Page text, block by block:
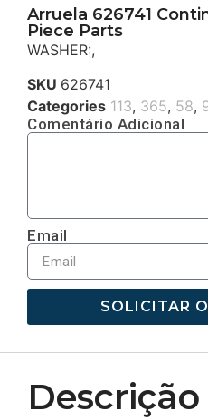
Arruela 626741
Piece Parts
WASHER:,
SKU 626741
Categories 113, 365, 58,
Comentário Adicional
Email
SOLICITAR
Descrição